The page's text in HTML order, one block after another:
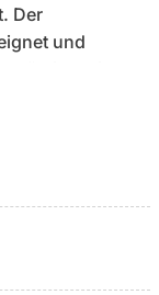
Der
und
einen